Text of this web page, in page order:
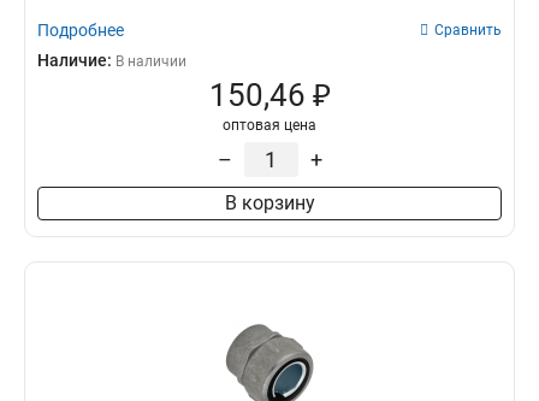
Подробнее Сравнить
Наличие: В наличии
150,46 ₽
оптовая цена
– +
В корзину